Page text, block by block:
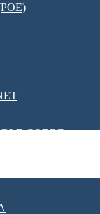
COBRE